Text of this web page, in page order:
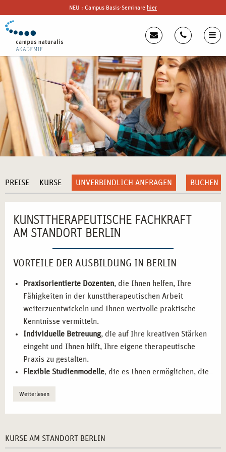
NEU : Campus Basis-Seminare hier
PREISE KURSE UNVERBINDLICH ANFRAGEN BUCHEN
KUNSTTHERAPEUTISCHE FACHKRAFT
AM STANDORT BERLIN
VORTEILE DER AUSBILDUNG IN BERLIN
Praxisorientierte Dozenten, die Ihnen helfen, Ihre
Fähigkeiten in der kunsttherapeutischen Arbeit
weiterzuentwickeln und Ihnen wertvolle praktische
Kenntnisse vermitteln.
Individuelle Betreuung, die auf Ihre kreativen Stärken
eingeht und Ihnen hilft, Ihre eigene therapeutische
Praxis zu gestalten.
Flexible Studienmodelle, die es Ihnen ermöglichen, die
vereinbaren.
anzuwenden.
Berufliche Vernetzung, die Ihnen hilft, wertvolle
Weiterlesen
KURSE AM STANDORT BERLIN